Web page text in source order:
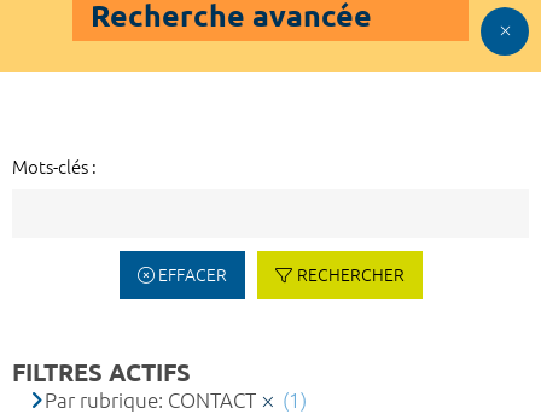
Recherche avancée
Mots-clés :
EFFACER RECHERCHER
FILTRES ACTIFS
Par rubrique: CONTACT (1)